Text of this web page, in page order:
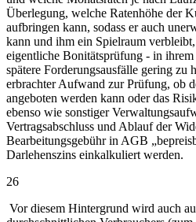
Überlegung, welche Ratenhöhe der
aufbringen kann, sodass er auch
kann und ihm ein Spielraum
eigentliche Bonitätsprüfung - in ihrem
spätere Forderungsausfälle gering zu
erbrachter Aufwand zur Prüfung, ob
angeboten werden kann oder das
ebenso wie sonstiger
Vertragsabschluss und Ablauf der
Bearbeitungsgebühr in AGB
Darlehenszins einkalkuliert werden.
26
Vor diesem Hintergrund wird auch